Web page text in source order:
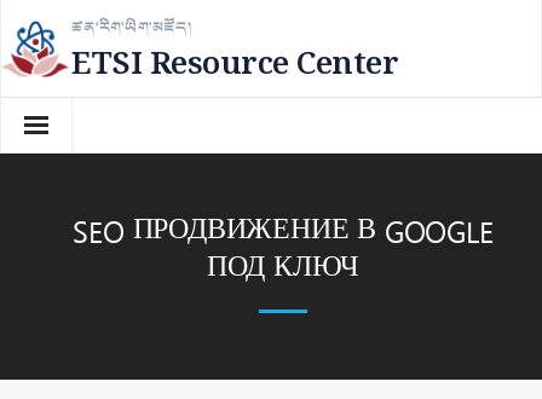
Skip
to
content
ཚན་རིག་ཡིག་མཛོད།
ETSI Resource Center
SEO ПРОДВИЖЕНИЕ В GOOGLE
ПОД КЛЮЧ